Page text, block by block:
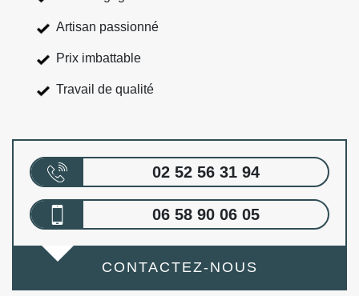
Artisan passionné
Prix imbattable
Travail de qualité
02 52 56 31 94
06 58 90 06 05
CONTACTEZ-NOUS